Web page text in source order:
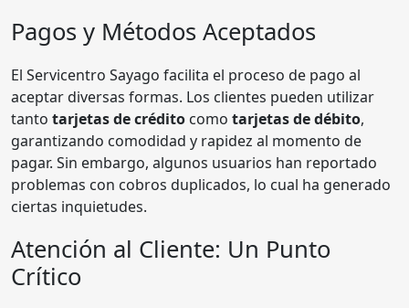
Pagos y Métodos Aceptados
El Servicentro Sayago facilita el proceso de pago al
aceptar diversas formas. Los clientes pueden utilizar
tanto tarjetas de crédito como tarjetas de débito,
garantizando comodidad y rapidez al momento de
pagar. Sin embargo, algunos usuarios han reportado
problemas con cobros duplicados, lo cual ha generado
ciertas inquietudes.
Atención al Cliente: Un Punto
Crítico